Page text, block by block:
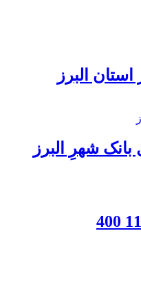
البرز
شهرِ البرز